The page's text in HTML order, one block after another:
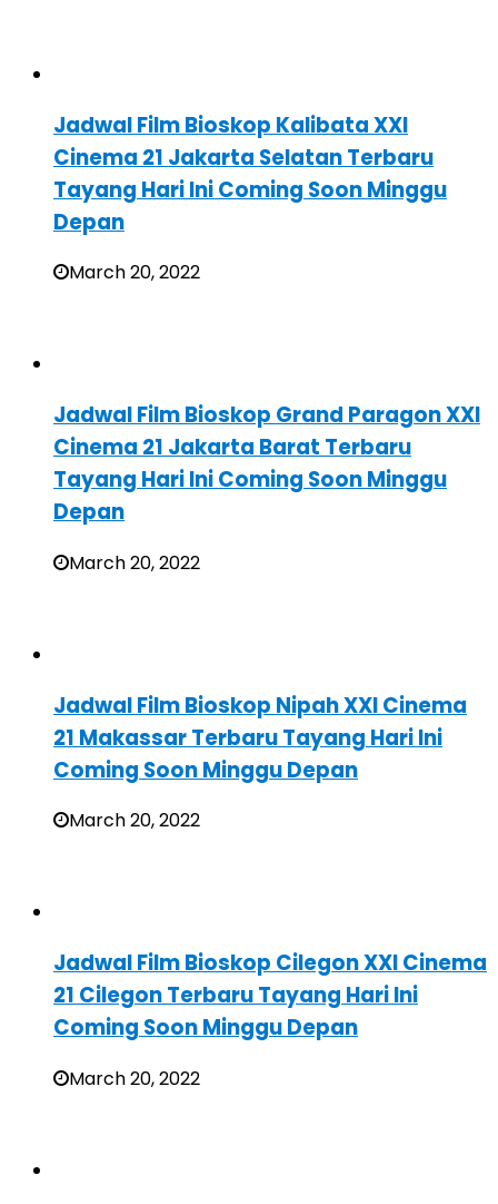
Jadwal Film Bioskop Kalibata XXI
Cinema 21 Jakarta Selatan Terbaru
Tayang Hari Ini Coming Soon Minggu
Depan
March 20, 2022
Jadwal Film Bioskop Grand Paragon XXI
Cinema 21 Jakarta Barat Terbaru
Tayang Hari Ini Coming Soon Minggu
Depan
March 20, 2022
Jadwal Film Bioskop Nipah XXI Cinema
21 Makassar Terbaru Tayang Hari Ini
Coming Soon Minggu Depan
March 20, 2022
Jadwal Film Bioskop Cilegon XXI Cinema
21 Cilegon Terbaru Tayang Hari Ini
Coming Soon Minggu Depan
March 20, 2022